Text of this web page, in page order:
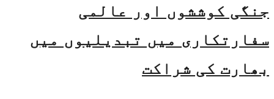
جنگی کوششوں اور عالمی
سفارتکاری میں تبدیلیوں میں
بھارت کی شراکت